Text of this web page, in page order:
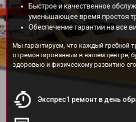
Быстрое и качественное
уменьшающее время простоя
Обеспечение гарантии на все
Мы гарантируем, что каждый гребной
отремонтированный в нашем центре,
здоровью и физическому развитию
Экспрес1 ремонт в день